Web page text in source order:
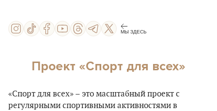
МЫ ЗДЕСЬ
Проект «Спорт для всех»
«Спорт для всех» – это масштабный проект с
регулярными спортивными активностями в